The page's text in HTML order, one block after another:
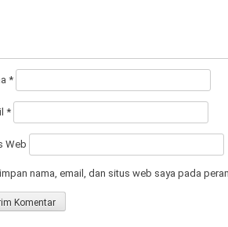
*
*
Web
nama, email, dan situs web saya pada